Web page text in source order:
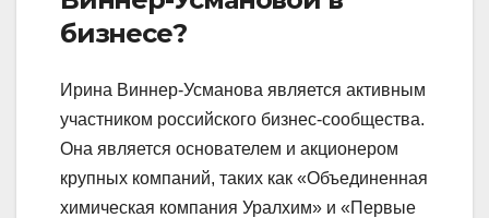
бизнесе?
Ирина Виннер-Усманова является активным
участником российского бизнес-сообщества.
Она является основателем и акционером
крупных компаний, таких как «Объединенная
химическая компания Уралхим» и «Первые